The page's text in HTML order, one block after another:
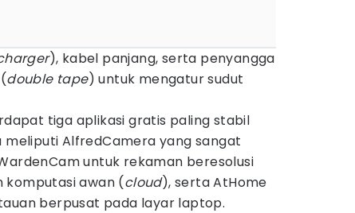
), kabel panjang, serta penyangga
double tape) untuk mengatur sudut
tiga aplikasi gratis paling stabil
meliputi AlfredCamera yang sangat
untuk rekaman beresolusi
komputasi awan (cloud), serta AtHome
berpusat pada layar laptop.